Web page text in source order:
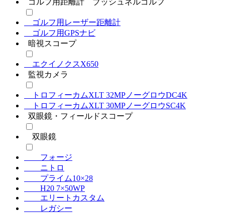
ゴルフ用距離計 ブッシュネルゴルフ
ゴルフ用レーザー距離計
ゴルフ用GPSナビ
暗視スコープ
エクイノクスX650
監視カメラ
トロフィーカムXLT 32MPノーグロウDC4K
トロフィーカムXLT 30MPノーグロウSC4K
双眼鏡・フィールドスコープ
双眼鏡
フォージ
ニトロ
プライム10×28
H20 7×50WP
エリートカスタム
レガシー